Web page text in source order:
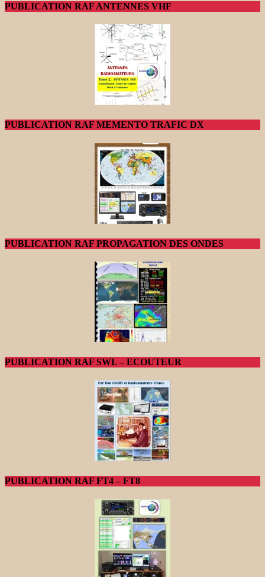
PUBLICATION RAF ANTENNES VHF
PUBLICATION RAF MEMENTO TRAFIC DX
PUBLICATION RAF PROPAGATION DES ONDES
PUBLICATION RAF SWL – ECOUTEUR
PUBLICATION RAF FT4 – FT8